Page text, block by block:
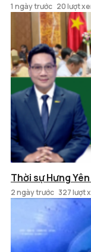
1 ngày trước 20 lượt
Thời sự Hưng
2 ngày trước 327 lượt